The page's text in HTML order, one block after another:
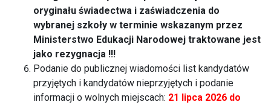
oryginału świadectwa i zaświadczenia do
wybranej szkoły w terminie wskazanym przez
Ministerstwo Edukacji Narodowej traktowane jest
jako rezygnacja !!!
Podanie do publicznej wiadomości list kandydatów
przyjętych i kandydatów nieprzyjętych i podanie
informacji o wolnych miejscach: 21 lipca 2026 do